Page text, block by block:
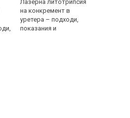
Лазерна литотрипсия
на конкремент в
уретера – подходи,
показания и